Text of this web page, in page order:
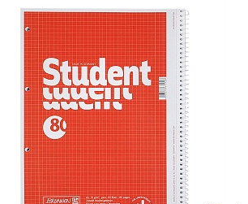
Точилки для левшей
рекомендуем